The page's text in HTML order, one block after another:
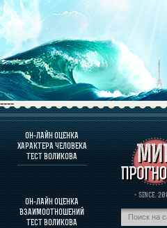
----
ОН-ЛАЙН ОЦЕНКА
ХАРАКТЕРА ЧЕЛОВЕКА
ТЕСТ ВОЛИКОВА
ОН-ЛАЙН ОЦЕНКА
ВЗАИМООТНОШЕНИЙ
ТЕСТ ВОЛИКОВА
· SINCE.
О
ОЦЕНКА
ОЦЕНКА ХАРАКТЕРА
О
ПРОГНОЗЫ И